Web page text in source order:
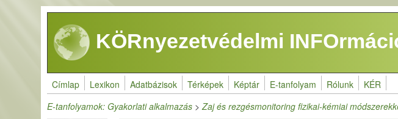
Ugrás a tartalomra
KÖRnyezetvédelmi
Címlap Lexikon Adatbázisok Térképek Képtár E-tanfolyam Rólunk KÉR
E-tanfolyamok: Gyakorlati alkalmazás >Zaj és rezgésmonitoring fizikai-kémiai